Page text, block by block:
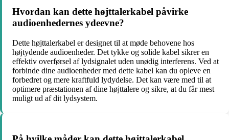
Hvordan kan dette højttalerkabel påvirke
audioenhedernes ydeevne?
Dette højttalerkabel er designet til at møde behovene hos
højtydende audioenheder. Det tykke og solide kabel sikrer en
effektiv overførsel af lydsignalet uden unødig interferens. Ved at
forbinde dine audioenheder med dette kabel kan du opleve en
forbedret og mere kraftfuld lydydelse. Det kan være med til at
optimere præstationen af dine højttalere og sikre, at du får mest
muligt ud af dit lydsystem.